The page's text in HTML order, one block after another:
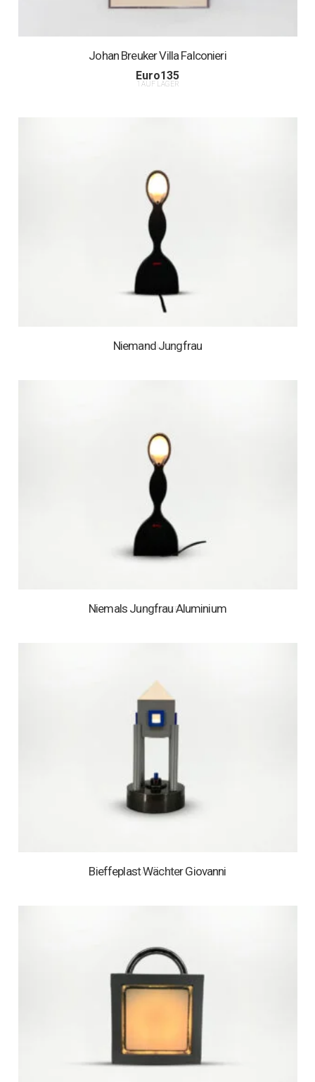
Johan Breuker Villa Falconieri
Euro135
1 AUF LAGER
Niemand Jungfrau
1 AUF LAGER
Niemals Jungfrau Aluminium
1 AUF LAGER
Bieffeplast Wächter Giovanni
1 AUF LAGER